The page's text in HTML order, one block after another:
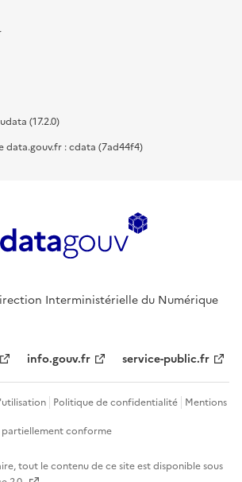
(17.2.0)
data.gouv.fr : cdata (7ad44f4)
Interministérielle du Numérique
info.gouv.fr service-public.fr
Politique de confidentialité Mentions
partiellement conforme
tout le contenu de ce site est disponible sous